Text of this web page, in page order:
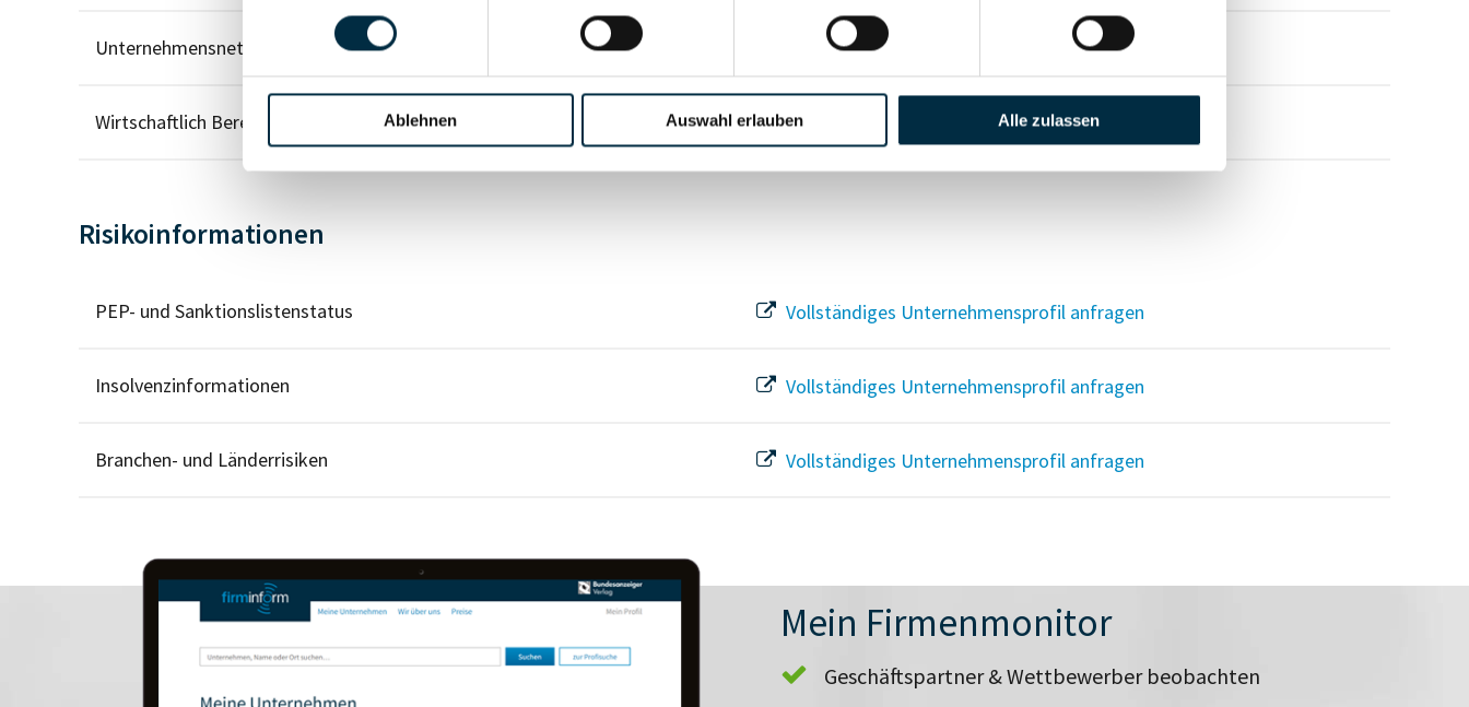
Ablehnen Auswahl erlauben Alle zulassen
Unternehmensnetzwerk Vollständiges Unternehmensprofil anfragen
Wirtschaftlich Berechtigten Pfad Vollständiges Unternehmensprofil anfragen
Risikoinformationen
PEP- und Sanktionslistenstatus Vollständiges Unternehmensprofil anfragen
Insolvenzinformationen Vollständiges Unternehmensprofil anfragen
Branchen- und Länderrisiken Vollständiges Unternehmensprofil anfragen
Mein Firmenmonitor
Geschäftspartner & Wettbewerber beobachten